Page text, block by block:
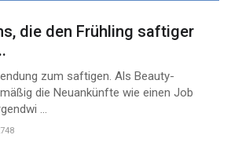
die den Frühling saftiger
zum saftigen. Als Beauty-
die Neuankünfte wie einen Job
...